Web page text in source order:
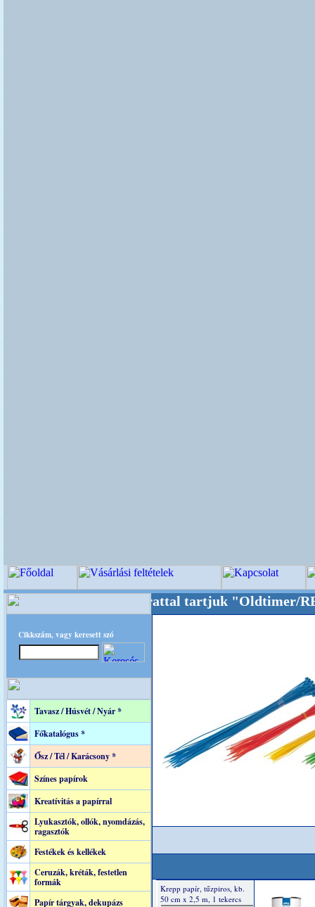
Cikkszám, vagy keresett szó
Tavasz / Húsvét / Nyár *
Főkatalógus *
Ősz / Tél / Karácsony *
Színes papírok
Kreatívitás a papírral
Lyukasztók, ollók, nyomdázás,
ragasztók
Festékek és kellékek
Ceruzák, kréták, festetlen
formák
Papír tárgyak, dekupázs
akarattal tartjuk "Oldtimer/